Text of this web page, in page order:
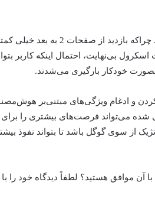
این تغییر مطمئناً روی بازدید سایت‌ها تأثیر منفی
بصورت خودکار بارگیری می‌شدند.
و ادغام ویژگی‌های مبتنی‌بر
شده می‌تواند فرصت‌های بیشتری را
از سوی گوگل باشد تا بتواند نفوذ
موافق هستید؟ لطفاً دیدگاه خود را با